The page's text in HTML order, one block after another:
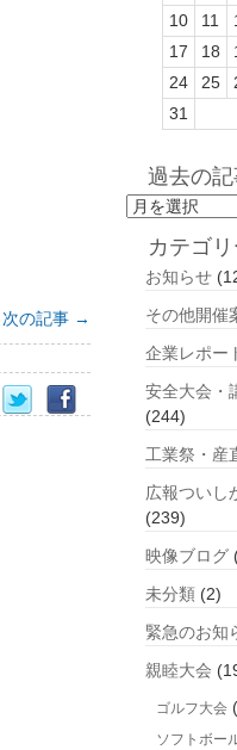
次の記事 →
10
11
17
18
24
25
31
過去の
過
カテゴ
お知らせ
その他開催
企業レポー
安全大会・
(244)
工業祭・産
広報ついし
(239)
映像ブログ
未分類 (2)
緊急のお知
親睦大会
ゴルフ大会
ソフトボー